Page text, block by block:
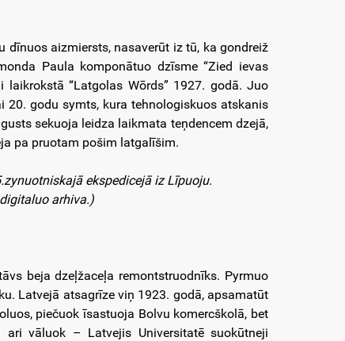
aizmiersts, nasaverūt iz tū, ka gondreiž
Paula komponātuo dzīsme “Zied ievas
“Latgolas Wōrds” 1927. godā. Juo
godu symts, kura tehnologiskuos atskanis
sekuoja leidza laikmata teņdencem dzejā,
pa pruotam pošim latgalīšim.
ekspedicejā iz Līpuoju.
arhiva.)
beja dzeļžaceļa remontstruodnīks. Pyrmuo
Latvejā atsagrīze viņ 1923. godā, apsamatūt
piečuok īsastuoja Bolvu komercškolā, bet
ari vāluok – Latvejis Universitatē suokūtneji